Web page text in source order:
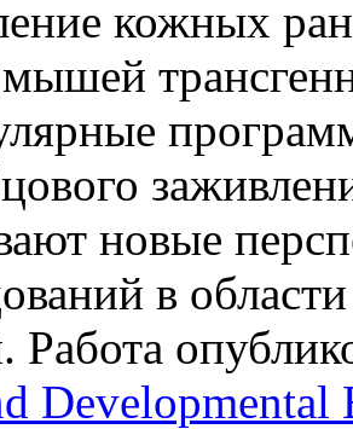
кожных
новые
в
Работа
Developmental